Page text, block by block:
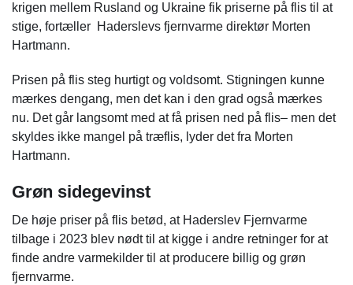
krigen mellem Rusland og Ukraine fik priserne på flis til at
stige, fortæller Haderslevs fjernvarme direktør Morten
Hartmann.
Prisen på flis steg hurtigt og voldsomt. Stigningen kunne
mærkes dengang, men det kan i den grad også mærkes
nu. Det går langsomt med at få prisen ned på flis– men det
skyldes ikke mangel på træflis, lyder det fra Morten
Hartmann.
Grøn sidegevinst
De høje priser på flis betød, at Haderslev Fjernvarme
tilbage i 2023 blev nødt til at kigge i andre retninger for at
finde andre varmekilder til at producere billig og grøn
fjernvarme.